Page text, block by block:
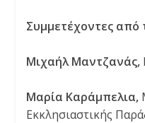
Συμμετέχοντες από
Μιχαήλ Μαντζανάς,
Μαρία Καράμπελια,
Εκκλησιαστικής